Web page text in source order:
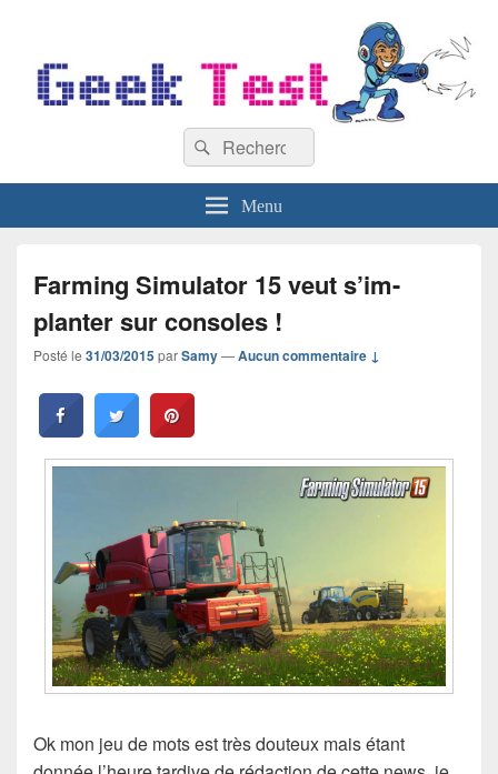
Recherche :
Rechercher
Menu
Farming Simulator 15 veut s’im-
planter sur consoles !
Posté le 31/03/2015parSamy—Aucun commentaire ↓
Ok mon jeu de mots est très douteux mais étant